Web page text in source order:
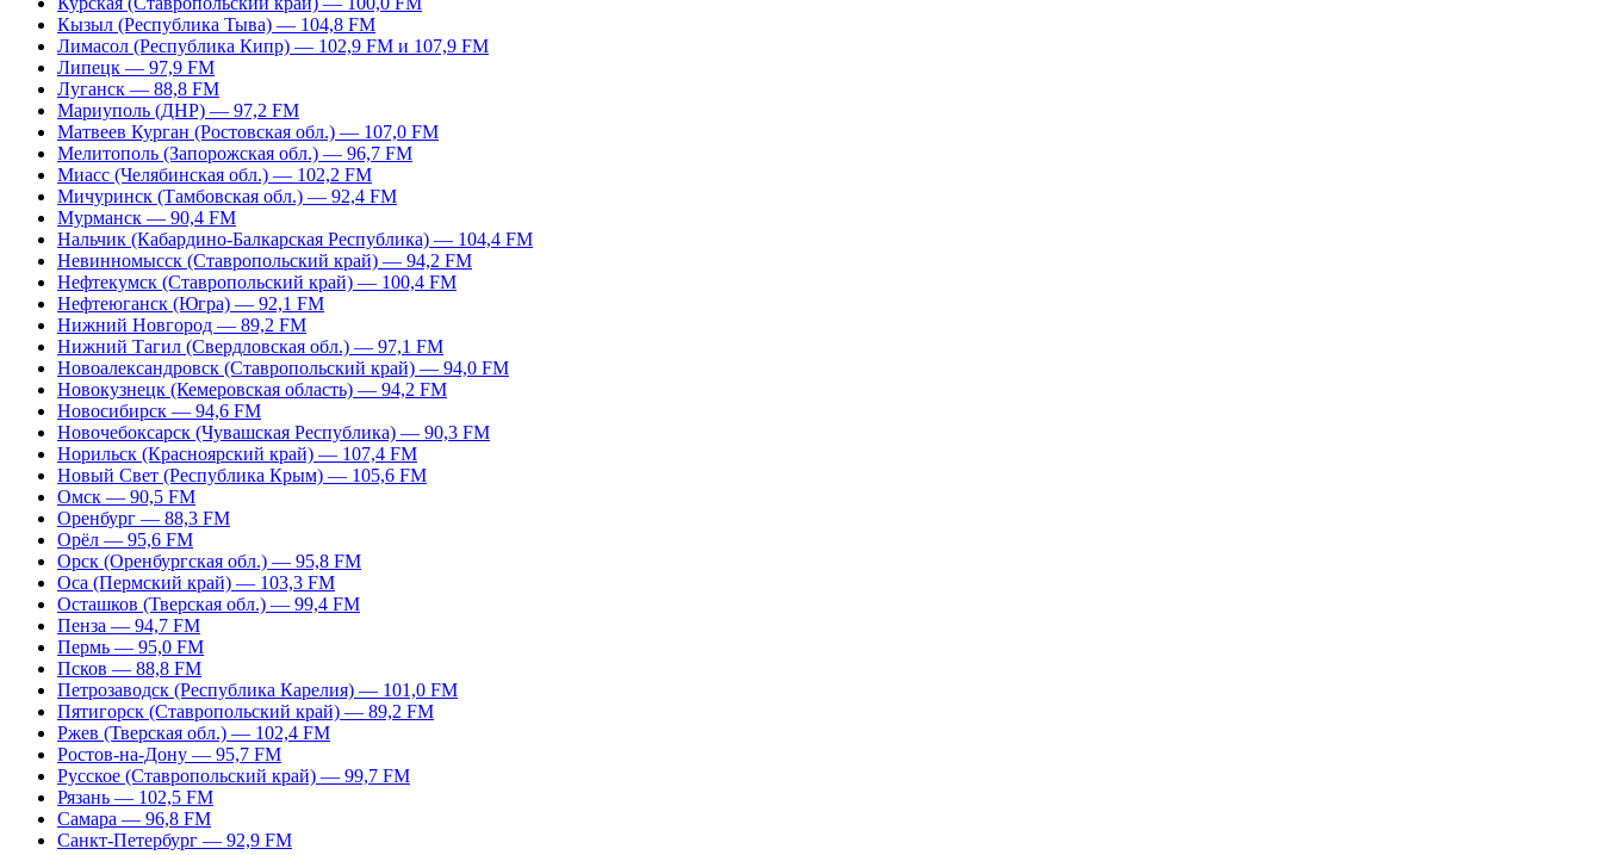
Кызыл (Республика Тыва) — 104,8 FM
Лимасол (Республика Кипр) — 102,9 FM и 107,9 FM
Липецк — 97,9 FM
Луганск — 88,8 FM
Мариуполь (ДНР) — 97,2 FM
Матвеев Курган (Ростовская обл.) — 107,0 FM
Мелитополь (Запорожская обл.) — 96,7 FM
Миасс (Челябинская обл.) — 102,2 FM
Мичуринск (Тамбовская обл.) — 92,4 FM
Мурманск — 90,4 FM
Нальчик (Кабардино-Балкарская Республика) — 104,4 FM
Невинномысск (Ставропольский край) — 94,2 FM
Нефтекумск (Ставропольский край) — 100,4 FM
Нефтеюганск (Югра) — 92,1 FM
Нижний Новгород — 89,2 FM
Нижний Тагил (Свердловская обл.) — 97,1 FM
Новоалександровск (Ставропольский край) — 94,0 FM
Новокузнецк (Кемеровская область) — 94,2 FM
Новосибирск — 94,6 FM
Новочебоксарск (Чувашская Республика) — 90,3 FM
Норильск (Красноярский край) — 107,4 FM
Новый Свет (Республика Крым) — 105,6 FM
Омск — 90,5 FM
Оренбург — 88,3 FM
Орёл — 95,6 FM
Орск (Оренбургская обл.) — 95,8 FM
Оса (Пермский край) — 103,3 FM
Осташков (Тверская обл.) — 99,4 FM
Пенза — 94,7 FM
Пермь — 95,0 FM
Псков — 88,8 FM
Петрозаводск (Республика Карелия) — 101,0 FM
Пятигорск (Ставропольский край) — 89,2 FM
Ржев (Тверская обл.) — 102,4 FM
Ростов-на-Дону — 95,7 FM
Русское (Ставропольский край) — 99,7 FM
Рязань — 102,5 FM
Самара — 96,8 FM
Санкт-Петербург — 92,9 FM